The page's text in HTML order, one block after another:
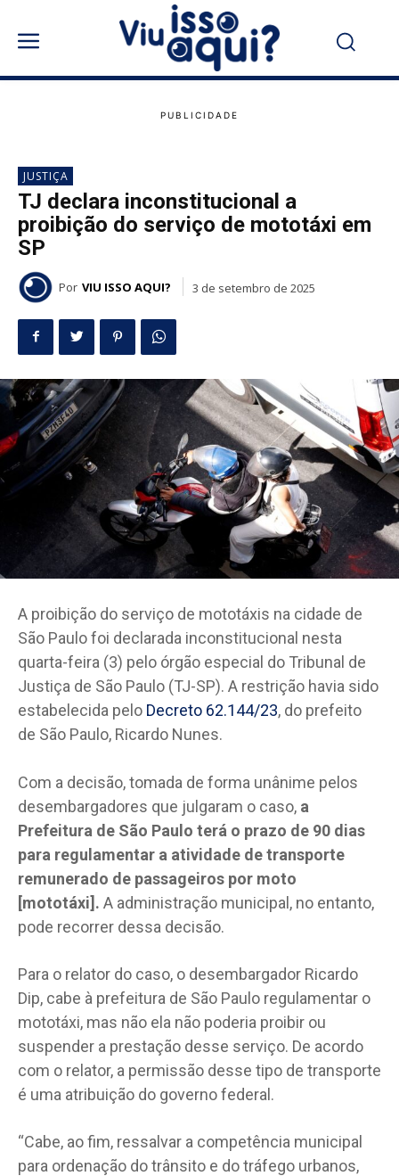
JUSTIÇA
TJ declara inconstitucional a
proibição do serviço de mototáxi em
SP
Por VIU ISSO AQUI? 3 de setembro de 2025
A proibição do serviço de mototáxis na cidade de
São Paulo foi declarada inconstitucional nesta
quarta-feira (3) pelo órgão especial do Tribunal de
Justiça de São Paulo (TJ-SP). A restrição havia sido
estabelecida pelo Decreto 62.144/23, do prefeito
de São Paulo, Ricardo Nunes.
Com a decisão, tomada de forma unânime pelos
desembargadores que julgaram o caso, a
Prefeitura de São Paulo terá o prazo de 90 dias
para regulamentar a atividade de transporte
remunerado de passageiros por moto
[mototáxi]. A administração municipal, no entanto,
pode recorrer dessa decisão.
Para o relator do caso, o desembargador Ricardo
Dip, cabe à prefeitura de São Paulo regulamentar o
mototáxi, mas não ela não poderia proibir ou
suspender a prestação desse serviço. De acordo
com o relator, a permissão desse tipo de transporte
é uma atribuição do governo federal.
“Cabe, ao fim, ressalvar a competência municipal
para ordenação do trânsito e do tráfego urbanos,